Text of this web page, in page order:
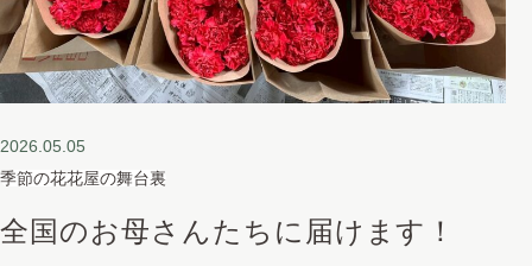
2026.05.05
季節の花花屋の舞台裏
全国のお母さんたちに届けます！